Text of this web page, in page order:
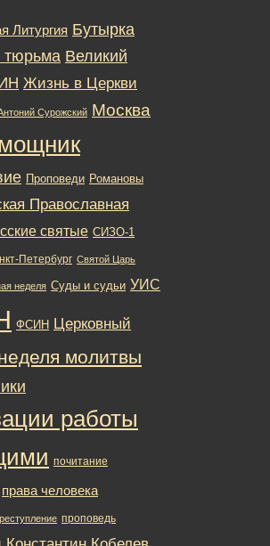
Литургия Бутырка
тюрьма Великий
Жизнь в Церкви
Сурожский Москва
Проповеди Романовы
Православная
святые СИЗО-1
Петербург Святой Царь
неделя Суды и судьи УИС
ФСИН Церковный
молитвы
работы
почитание
права человека
проповедь